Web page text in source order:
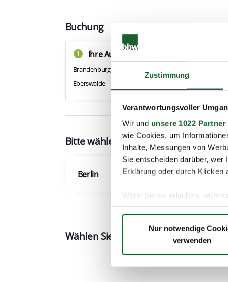
Zustimmung
Verantwortungsvoller
Wir und unsere 1022 Partner
wie Cookies, um
Inhalte, Messungen von
Sie entscheiden darüber,
Erklärung oder durch Klicken
Wenn Sie es erlauben,
Informationen über
Erfahren Sie mehr darüber,
Nur notwendige
verwenden